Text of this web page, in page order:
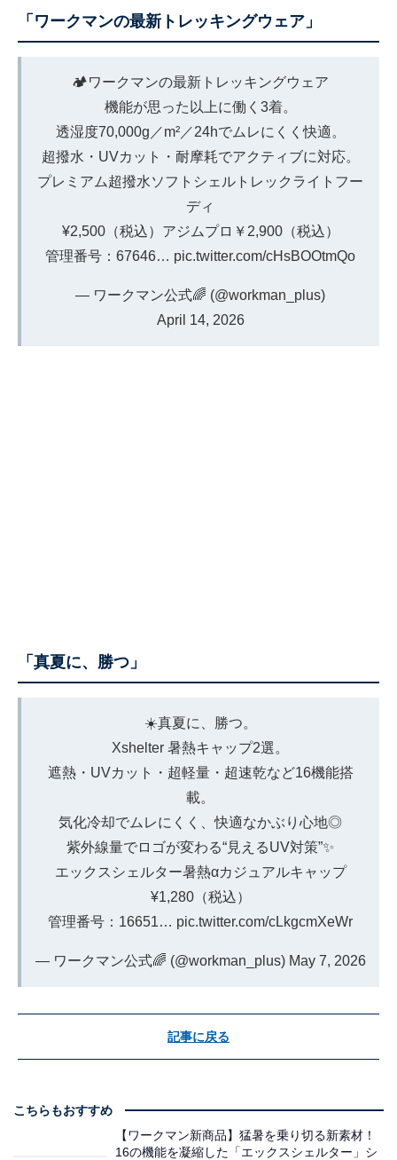
「ワークマンの最新トレッキングウェア」
🏕️ワークマンの最新トレッキングウェア
機能が思った以上に働く3着。
透湿度70,000g／m²／24hでムレにくく快適。
超撥水・UVカット・耐摩耗でアクティブに対応。
プレミアム超撥水ソフトシェルトレックライトフー
ディ
¥2,500（税込）アジムプロ￥2,900（税込）
管理番号：67646… pic.twitter.com/cHsBOOtmQo
— ワークマン公式🌈 (@workman_plus)
April 14, 2026
「真夏に、勝つ」
☀️真夏に、勝つ。
Xshelter 暑熱キャップ2選。
遮熱・UVカット・超軽量・超速乾など16機能搭
載。
気化冷却でムレにくく、快適なかぶり心地◎
紫外線量でロゴが変わる“見えるUV対策”✨
エックスシェルター暑熱αカジュアルキャップ
¥1,280（税込）
管理番号：16651… pic.twitter.com/cLkgcmXeWr
— ワークマン公式🌈 (@workman_plus) May 7, 2026
記事に戻る
こちらもおすすめ
【ワークマン新商品】猛暑を乗り切る新素材！
16の機能を凝縮した「エックスシェルター」シ